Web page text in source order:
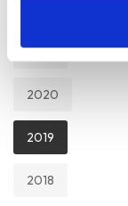
2021
2020
2019
2018